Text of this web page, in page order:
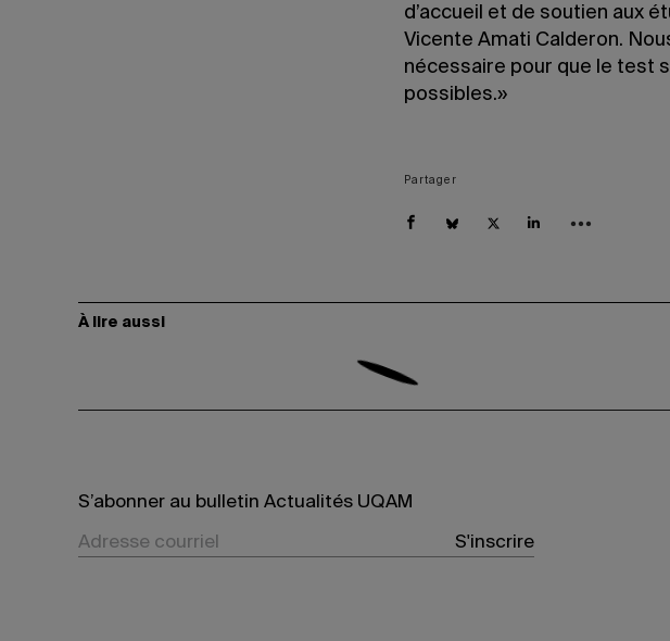
d’accueil et de soutien aux
Vicente Amati Calderon.
nécessaire pour que le test
possibles.»
Partager
À lire aussi
S’abonner au bulletin Actualités UQAM
S'inscrire